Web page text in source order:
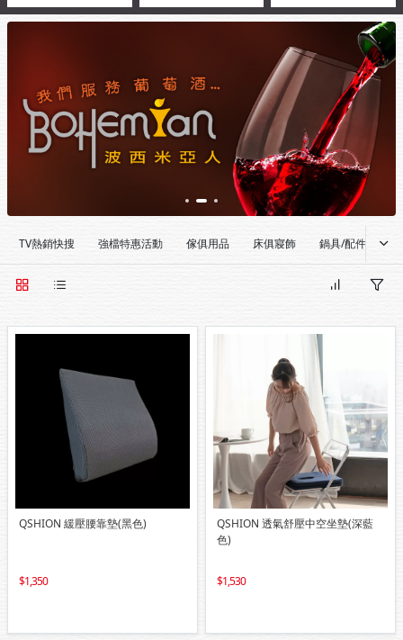
TV熱銷快搜 強檔特惠活動 傢俱用品 床俱寢飾 鍋具/配件
QSHION 緩壓腰靠墊(黑色)
1,350
QSHION 透氣舒壓中空坐墊(深藍
色)
1,530